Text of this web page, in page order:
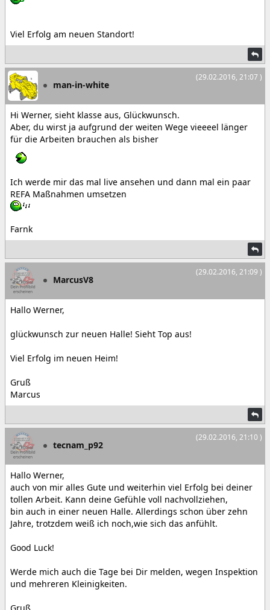
Viel Erfolg am neuen Standort!
(29.02.2016, 21:07 )
man-in-white
Hi Werner, sieht klasse aus, Glückwunsch.
Aber, du wirst ja aufgrund der weiten Wege vieeeel länger
für die Arbeiten brauchen als bisher
Ich werde mir das mal live ansehen und dann mal ein paar
REFA Maßnahmen umsetzen
Farnk
(29.02.2016, 21:09 )
MarcusV8
Hallo Werner,
glückwunsch zur neuen Halle! Sieht Top aus!
Viel Erfolg im neuen Heim!
Gruß
Marcus
(29.02.2016, 21:10 )
tecnam_p92
Hallo Werner,
auch von mir alles Gute und weiterhin viel Erfolg bei deiner
tollen Arbeit. Kann deine Gefühle voll nachvollziehen,
bin auch in einer neuen Halle. Allerdings schon über zehn
Jahre, trotzdem weiß ich noch,wie sich das anfühlt.
Good Luck!
Werde mich auch die Tage bei Dir melden, wegen Inspektion
und mehreren Kleinigkeiten.